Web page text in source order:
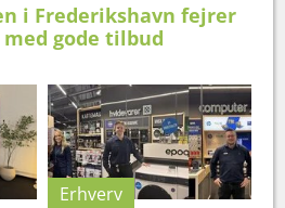
i Frederikshavn fejrer
gode tilbud
Erhverv